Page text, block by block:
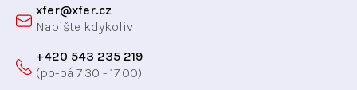
xfer@xfer.cz
+420 543 235 219